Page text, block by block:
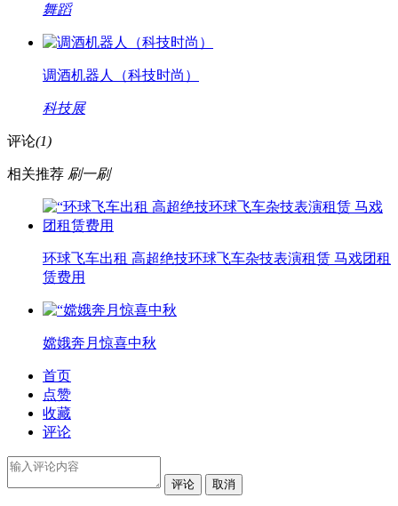
舞蹈
调酒机器人（科技时尚）
科技展
评论(1)
相关推荐 刷一刷
环球飞车出租 高超绝技环球飞车杂技表演租赁 马戏团租
赁费用
嫦娥奔月惊喜中秋
首页
点赞
收藏
评论
评论 取消